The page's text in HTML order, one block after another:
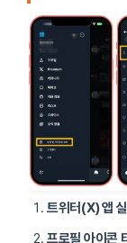
트위터(X) 앱
프로필 아이콘